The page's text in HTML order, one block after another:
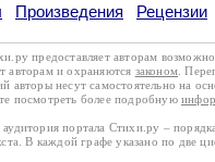
Произведения Рецензии
предоставляет авторам
авторам и охраняются законом .
авторы несут самостоятельно на
посмотреть более подробную
портала Стихи.ру –
В каждой графе указано по две